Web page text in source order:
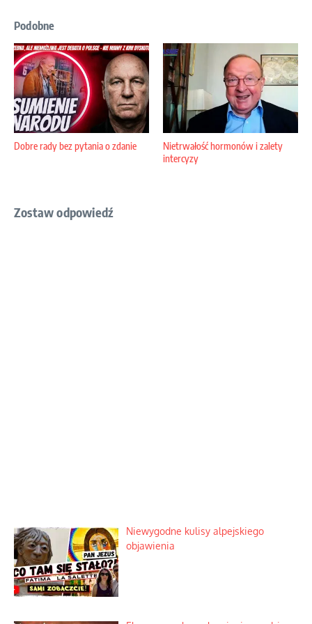
Podobne
Dobre rady bez pytania o zdanie
Nietrwałość hormonów i zalety
intercyzy
Zostaw odpowiedź
Niewygodne kulisy alpejskiego
objawienia